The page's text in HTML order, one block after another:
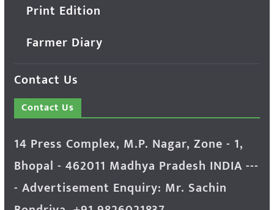
Print Edition
Farmer Diary
Contact Us
Contact Us
14 Press Complex, M.P. Nagar, Zone - 1,
Bhopal - 462011 Madhya Pradesh INDIA ---
- Advertisement Enquiry: Mr. Sachin